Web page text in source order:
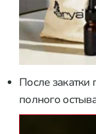
После закатки
полного